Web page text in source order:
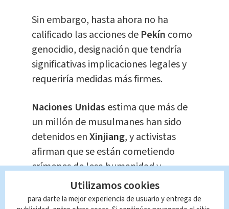
Sin embargo, hasta ahora no ha
calificado las acciones de Pekín como
genocidio, designación que tendría
significativas implicaciones legales y
requeriría medidas más firmes.
Naciones Unidas estima que más de
un millón de musulmanes han sido
detenidos enXinjiang, y activistas
afirman que se están cometiendo
crímenes de lesa humanidad y
genocidio. China niega cualquier
abuso y asegura que sus
Utilizamos cookies
para darte la mejor experiencia de usuario y entrega de